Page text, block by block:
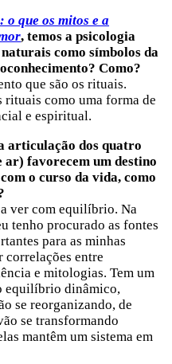
o que os mitos e a
, temos a psicologia
como símbolos da
Como?
que são os rituais.
rituais como uma forma de
e espiritual.
articulação dos quatro
ar) favorecem um destino
o curso da vida, como
ver com equilíbrio. Na
tenho procurado as fontes
para as minhas
correlações entre
e mitologias. Tem um
equilíbrio dinâmico,
se reorganizando, de
se transformando
mantêm um sistema em